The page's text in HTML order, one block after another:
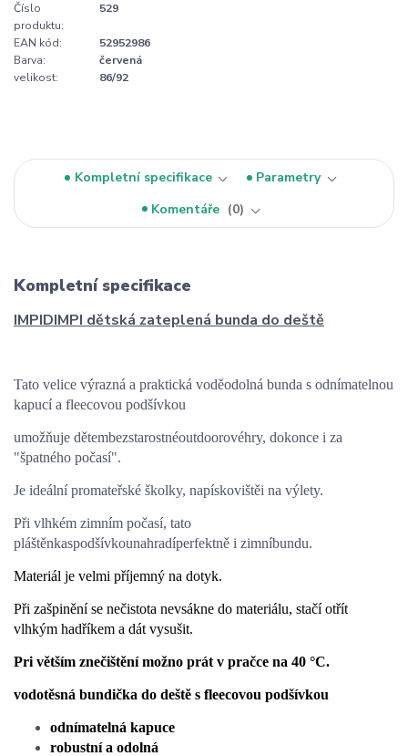
Číslo
produktu:
529
EAN kód:
52952986
Barva:
červená
velikost:
86/92
Kompletní specifikace
Parametry
Komentáře
0
Kompletní specifikace
IMPIDIMPI dětská zateplená bunda do deště
Tato velice výrazná a praktická voděodolná bunda s odnímatelnou
kapucí a fleecovou podšívkou
umožňuje dětembezstarostnéoutdoorovéhry, dokonce i za
"špatného počasí".
Je ideální promateřské školky, napískovištěi na výlety.
Při vlhkém zimním počasí, tato
pláštěnkaspodšívkounahradíperfektně i zimníbundu.
Materiál je velmi příjemný na dotyk.
Při zašpinění se nečistota nevsákne do materiálu, stačí otřít
vlhkým hadříkem a dát vysušit.
Pri větším znečištění možno prát v pračce na 40 °C.
vodotěsná bundička do deště s fleecovou podšívkou
odnímatelná kapuce
robustní a odolná